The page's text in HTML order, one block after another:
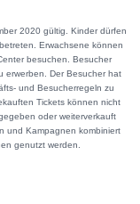
2020 gültig. Kinder dürfen
Erwachsene können
besuchen. Besucher
erwerben. Der Besucher hat
und Besucherregeln zu
Tickets können nicht
oder weiterverkauft
und Kampagnen kombiniert
genutzt werden.